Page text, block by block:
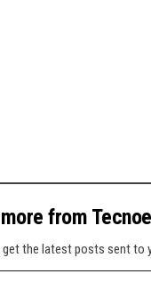
from
the latest posts sent to